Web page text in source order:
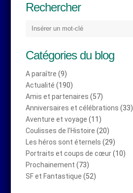
Rechercher
Catégories du blog
A paraître (9)
Actualité (190)
Amis et partenaires (57)
Anniversaires et célébrations (33)
Aventure et voyage (11)
Coulisses de l’Histoire (20)
Les héros sont éternels (29)
Portraits et coups de cœur(10)
Prochainement (73)
SF et Fantastique (52)